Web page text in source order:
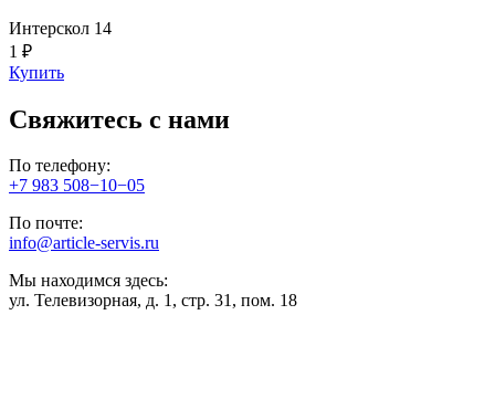
Интерскол 14
1 ₽
Купить
Свяжитесь с нами
По телефону:
+7 983 508−10−05
По почте:
info@article-servis.ru
Мы находимся здесь:
ул. Телевизорная, д. 1, стр. 31, пом. 18